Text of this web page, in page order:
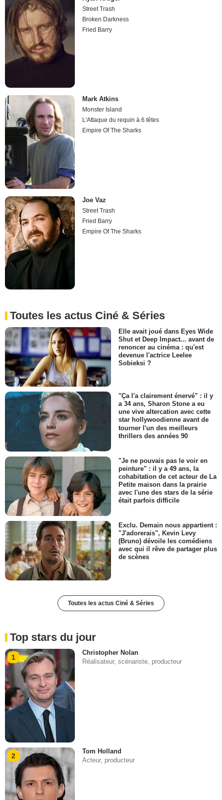
Street Trash
Broken Darkness
Fried Barry
Mark Atkins
Monster Island
L'Attaque du requin à 6 têtes
Empire Of The Sharks
Joe Vaz
Street Trash
Fried Barry
Empire Of The Sharks
Toutes les actus Ciné & Séries
Elle avait joué dans Eyes Wide
Shut et Deep Impact... avant de
renoncer au cinéma : qu'est
devenue l'actrice Leelee
Sobieksi ?
"Ça l'a clairement énervé" : il y
a 34 ans, Sharon Stone a eu
une vive altercation avec cette
star hollywoodienne avant de
tourner l'un des meilleurs
thrillers des années 90
"Je ne pouvais pas le voir en
peinture" : il y a 49 ans, la
cohabitation de cet acteur de La
Petite maison dans la prairie
avec l'une des stars de la série
était parfois difficile
Exclu. Demain nous appartient :
"J'adorerais", Kevin Levy
(Bruno) dévoile les comédiens
avec qui il rêve de partager plus
de scènes
Toutes les actus Ciné & Séries
Top stars du jour
1
Christopher Nolan
Réalisateur, scénariste, producteur
2
Tom Holland
Acteur, producteur